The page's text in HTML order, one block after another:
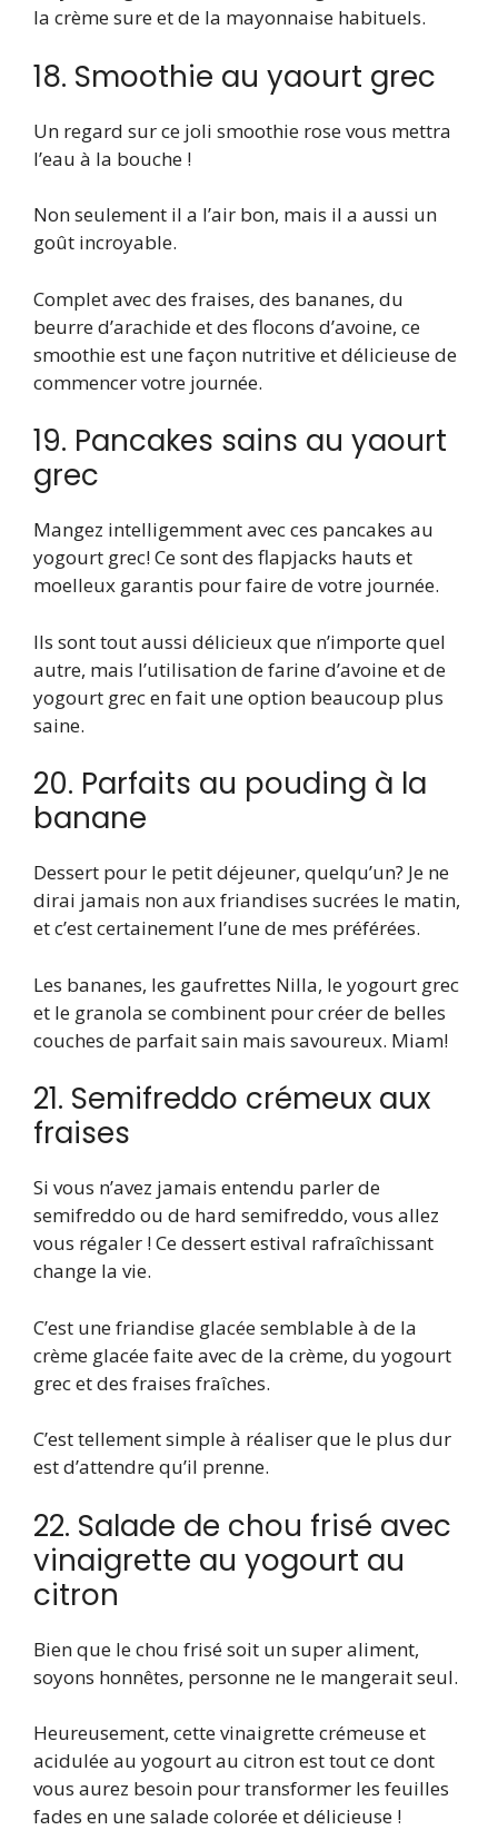
la crème sure et de la mayonnaise habituels.
18. Smoothie au yaourt grec
Un regard sur ce joli smoothie rose vous mettra
l’eau à la bouche !
Non seulement il a l’air bon, mais il a aussi un
goût incroyable.
Complet avec des fraises, des bananes, du
beurre d’arachide et des flocons d’avoine, ce
smoothie est une façon nutritive et délicieuse de
commencer votre journée.
19. Pancakes sains au yaourt
grec
Mangez intelligemment avec ces pancakes au
yogourt grec! Ce sont des flapjacks hauts et
moelleux garantis pour faire de votre journée.
Ils sont tout aussi délicieux que n’importe quel
autre, mais l’utilisation de farine d’avoine et de
yogourt grec en fait une option beaucoup plus
saine.
20. Parfaits au pouding à la
banane
Dessert pour le petit déjeuner, quelqu’un? Je ne
dirai jamais non aux friandises sucrées le matin,
et c’est certainement l’une de mes préférées.
Les bananes, les gaufrettes Nilla, le yogourt grec
et le granola se combinent pour créer de belles
couches de parfait sain mais savoureux. Miam!
21. Semifreddo crémeux aux
fraises
Si vous n’avez jamais entendu parler de
semifreddo ou de hard semifreddo, vous allez
vous régaler ! Ce dessert estival rafraîchissant
change la vie.
C’est une friandise glacée semblable à de la
crème glacée faite avec de la crème, du yogourt
grec et des fraises fraîches.
C’est tellement simple à réaliser que le plus dur
est d’attendre qu’il prenne.
22. Salade de chou frisé avec
vinaigrette au yogourt au
citron
Bien que le chou frisé soit un super aliment,
soyons honnêtes, personne ne le mangerait seul.
Heureusement, cette vinaigrette crémeuse et
acidulée au yogourt au citron est tout ce dont
vous aurez besoin pour transformer les feuilles
fades en une salade colorée et délicieuse !